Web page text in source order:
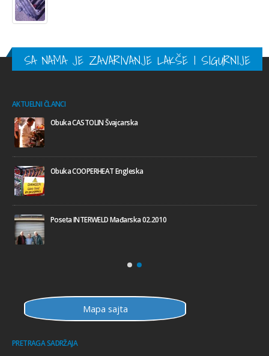
SA NAMA JE ZAVARIVANJE LAKŠE I SIGURNIJE
AKTUELNI ČLANCI
Obuka CASTOLIN Švajcarska
Obuka COOPERHEAT Engleska
Poseta INTERWELD Mađarska 02.2010
Mapa sajta
PRETRAGA SADRŽAJA